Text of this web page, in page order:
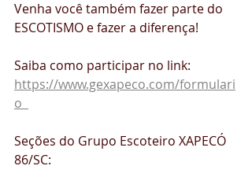
Venha você também fazer parte do
ESCOTISMO e fazer a diferença!
Saiba como participar no link:
https://www.gexapeco.com/formulari
o
Seções do Grupo Escoteiro XAPECÓ
86/SC: